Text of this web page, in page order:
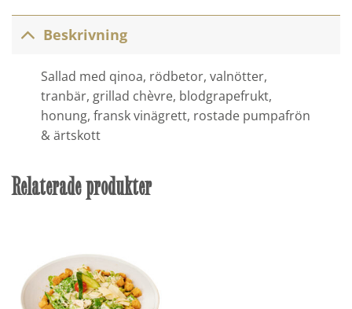
Beskrivning
Sallad med qinoa, rödbetor, valnötter,
tranbär, grillad chèvre, blodgrapefrukt,
honung, fransk vinägrett, rostade pumpafrön
& ärtskott
Relaterade produkter